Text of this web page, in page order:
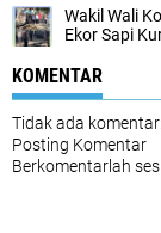
Wakil Wali
Ekor Sapi
KOMENTAR
Tidak ada komentar:
Posting Komentar
Berkomentarlah